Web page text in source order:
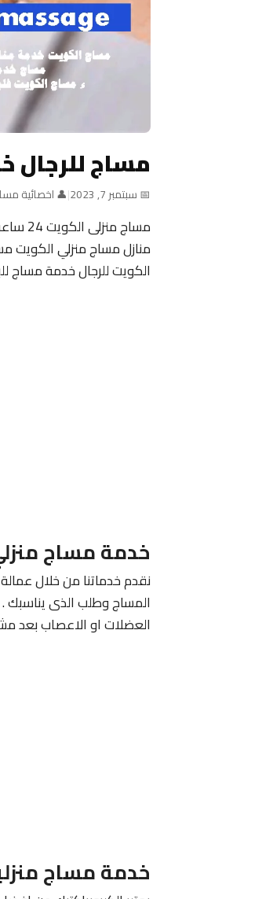
مساج للرجال
📅 سبتمبر 7, 2023 |👤 اخصائية
منازل مساج منزلي الكويت
الكويت للرجال خدمة مساج
خدمة مساج
نقدم خدماتنا من خلال عمالة
المساج وطلب الذى يناسبك
العضلات او الاعصاب
خدمة مساج